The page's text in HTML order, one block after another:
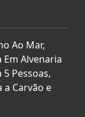
Ao Mar,
Em Alvenaria
5 Pessoas,
Carvão e